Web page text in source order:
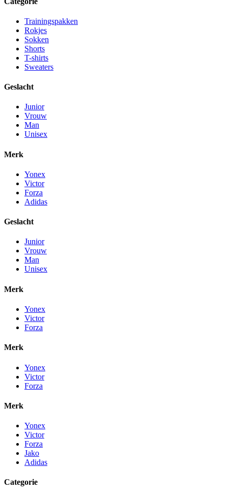
Trainingspakken
Rokjes
Sokken
Shorts
T-shirts
Sweaters
Geslacht
Junior
Vrouw
Man
Unisex
Merk
Yonex
Victor
Forza
Adidas
Geslacht
Junior
Vrouw
Man
Unisex
Merk
Yonex
Victor
Forza
Merk
Yonex
Victor
Forza
Merk
Yonex
Victor
Forza
Jako
Adidas
Categorie